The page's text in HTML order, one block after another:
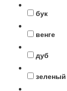
бук
венге
дуб
зеленый